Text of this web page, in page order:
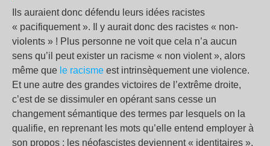
Ils auraient donc défendu leurs idées racistes
« pacifiquement ». Il y aurait donc des racistes « non-
violents » ! Plus personne ne voit que cela n’a aucun
sens qu’il peut exister un racisme « non violent », alors
même que le racisme est intrinsèquement une violence.
Et une autre des grandes victoires de l’extrême droite,
c’est de se dissimuler en opérant sans cesse un
changement sémantique des termes par lesquels on la
qualifie, en reprenant les mots qu’elle entend employer à
son propos : les néofascistes deviennent « identitaires »,